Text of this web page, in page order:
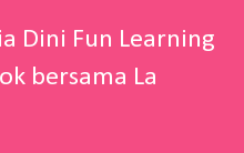
Dini Fun Learning
bersama La